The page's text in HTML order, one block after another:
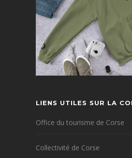
LIENS UTILES SUR LA
Office du tourisme de Corse
Collectivité de Corse